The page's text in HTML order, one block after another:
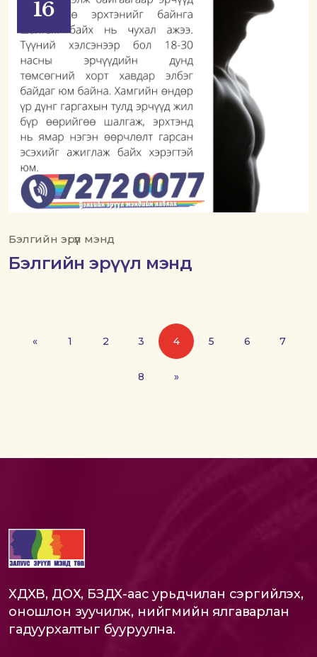
16
Бэлгийн эрүүл мэнд
Бэлгийн эрүүл мэнд
« 1 2 3 4 5 6 7
8 »
ХДХВ, ДОХ, БЗДХ-аас урьдчилан сэргийлэх,
оношлон зуучилж, нийгмийн ялгаварлан
гадуурхалтыг бууруулна.